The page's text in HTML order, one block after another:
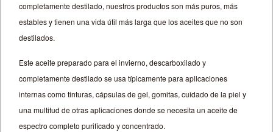
completamente destilado, nuestros productos son más puros, más
estables y tienen una vida útil más larga que los aceites que no son
destilados.
Este aceite preparado para el invierno, descarboxilado y
completamente destilado se usa típicamente para aplicaciones
internas como tinturas, cápsulas de gel, gomitas, cuidado de la piel y
una multitud de otras aplicaciones donde se necesita un aceite de
espectro completo purificado y concentrado.